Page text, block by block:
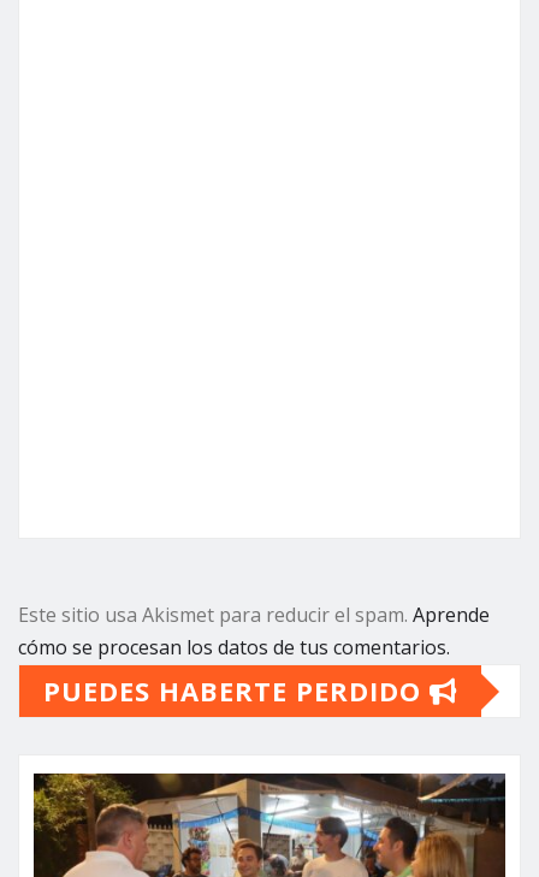
Este sitio usa Akismet para reducir el spam. Aprende
cómo se procesan los datos de tus comentarios.
PUEDES HABERTE PERDIDO